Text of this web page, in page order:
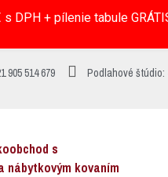
DPH + pílenie tabule
905 514 679
Podlahové štúdio:
s
nábytkovým kovaním